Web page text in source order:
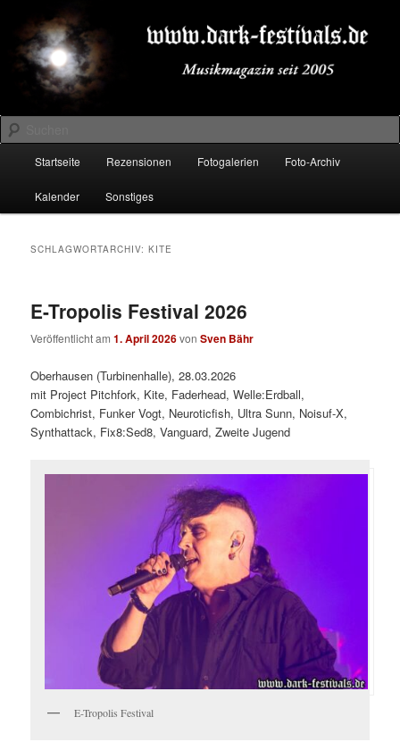
primären
Inhalt
springen
sekundären
Inhalt
springenDARK-FESTIVALS.DE
Suchen
Startseite Rezensionen Fotogalerien Foto-Archiv
Kalender Sonstiges
SCHLAGWORTARCHIV:KITE
E-Tropolis Festival 2026
Veröffentlicht am1. April 2026vonSven Bähr
Oberhausen (Turbinenhalle), 28.03.2026
mit Project Pitchfork, Kite, Faderhead, Welle:Erdball,
Combichrist, Funker Vogt, Neuroticfish, Ultra Sunn, Noisuf-X,
Synthattack, Fix8:Sed8, Vanguard, Zweite Jugend
E-Tropolis Festival